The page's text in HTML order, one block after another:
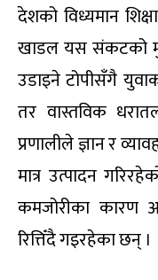
देशको विध्यमान
खाडल यस संकटको
उडाइने टोपीसँगै
तर वास्तविक
प्रणालीले ज्ञान र
मात्र उत्पादन
कमजोरीका कारण
रित्तिँदै गइरहेका छन् ।